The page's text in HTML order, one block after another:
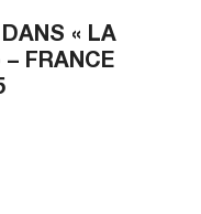
« LA
– FRANCE